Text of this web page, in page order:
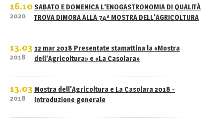
16.10
2020
SABATO E DOMENICA L'ENOGASTRONOMIA DI QUALITÀ
TROVA DIMORA ALLA 74ª MOSTRA DELL'AGRICOLTURA
13.03
2018
12 mar 2018 Presentate stamattina la «Mostra
dell'Agricoltura» e «La Casolara»
13.03
2018
Mostra dell'Agricoltura e La Casolara 2018 -
Introduzione generale